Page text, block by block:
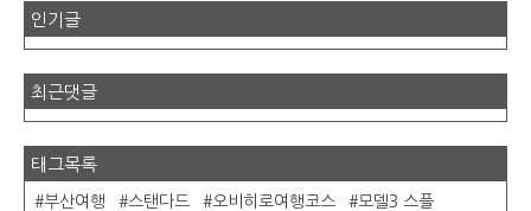
인기글
최근댓글
태그목록
부산여행 스탠다드 오비히로여행코스
모델3 스플